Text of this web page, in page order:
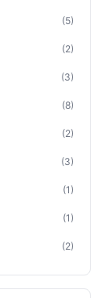
(5)
(2)
(3)
(8)
(2)
(3)
(1)
(1)
(2)